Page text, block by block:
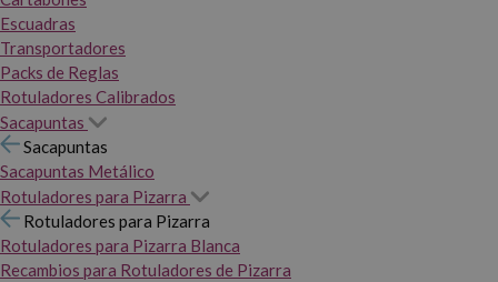
Escuadras
Transportadores
Packs de Reglas
Rotuladores Calibrados
Sacapuntas
Sacapuntas
Sacapuntas Metálico
Rotuladores para Pizarra
Rotuladores para Pizarra
Rotuladores para Pizarra Blanca
Recambios para Rotuladores de Pizarra